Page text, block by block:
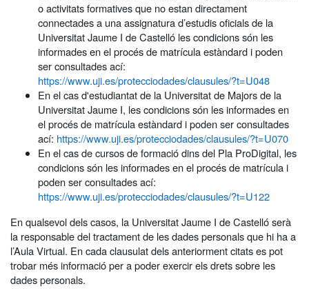
o activitats formatives que no estan directament
connectades a una assignatura d’estudis oficials de la
Universitat Jaume I de Castelló les condicions són les
informades en el procés de matrícula estàndard i poden
ser consultades ací:
https://www.uji.es/protecciodades/clausules/?t=U048
En el cas d'estudiantat de la Universitat de Majors de la
Universitat Jaume I, les condicions són les informades en
el procés de matrícula estàndard i poden ser consultades
ací: https://www.uji.es/protecciodades/clausules/?t=U070
En el cas de cursos de formació dins del Pla ProDigital, les
condicions són les informades en el procés de matrícula i
poden ser consultades ací:
https://www.uji.es/protecciodades/clausules/?t=U122
En qualsevol dels casos, la Universitat Jaume I de Castelló serà
la responsable del tractament de les dades personals que hi ha a
l’Aula Virtual. En cada clausulat dels anteriorment citats es pot
trobar més informació per a poder exercir els drets sobre les
dades personals.